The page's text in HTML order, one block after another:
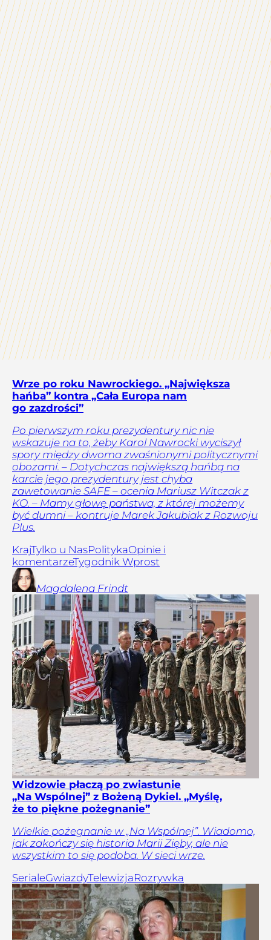
Wrze po roku Nawrockiego. „Największa
hańba” kontra „Cała Europa nam
go zazdrości”
Po pierwszym roku prezydentury nic nie
wskazuje na to, żeby Karol Nawrocki wyciszył
spory między dwoma zwaśnionymi politycznymi
obozami. – Dotychczas największą hańbą na
karcie jego prezydentury jest chyba
zawetowanie SAFE – ocenia Mariusz Witczak z
KO. – Mamy głowę państwa, z której możemy
być dumni – kontruje Marek Jakubiak z Rozwoju
Plus.
KrajTylko u NasPolitykaOpinie i
komentarzeTygodnik Wprost
Magdalena Frindt
Widzowie płaczą po zwiastunie
„Na Wspólnej” z Bożeną Dykiel. „Myślę,
że to piękne pożegnanie”
Wielkie pożegnanie w „Na Wspólnej”. Wiadomo,
jak zakończy się historia Marii Zięby, ale nie
wszystkim to się podoba. W sieci wrze.
SerialeGwiazdyTelewizjaRozrywka